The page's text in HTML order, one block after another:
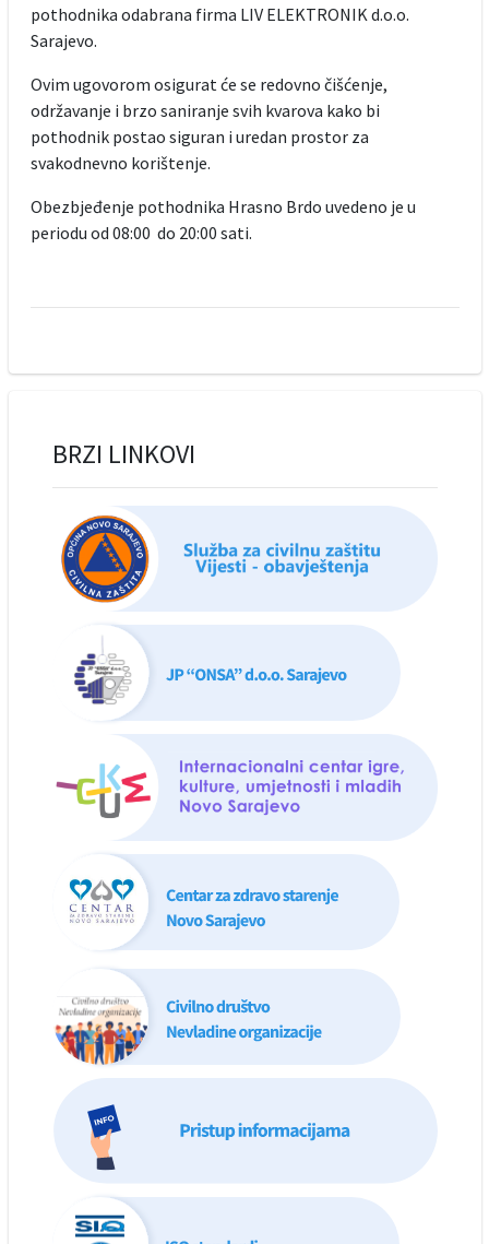
pothodnika odabrana firma LIV ELEKTRONIK d.o.o.
Sarajevo.
Ovim ugovorom osigurat će se redovno čišćenje,
održavanje i brzo saniranje svih kvarova kako bi
pothodnik postao siguran i uredan prostor za
svakodnevno korištenje.
Obezbjeđenje pothodnika Hrasno Brdo uvedeno je u
periodu od 08:00 do 20:00 sati.
BRZI LINKOVI